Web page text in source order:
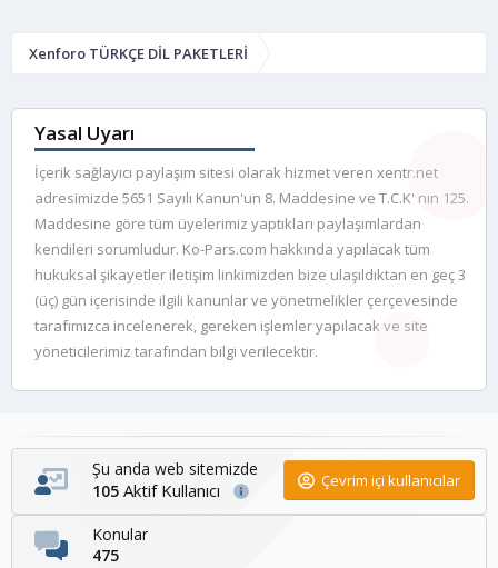
Xenforo TÜRKÇE DİL PAKETLERİ
Yasal Uyarı
İçerik sağlayıcı paylaşım sitesi olarak hizmet veren xentr.net
adresimizde 5651 Sayılı Kanun'un 8. Maddesine ve T.C.K' nın 125.
Maddesine göre tüm üyelerimiz yaptıkları paylaşımlardan
kendileri sorumludur. Ko-Pars.com hakkında yapılacak tüm
hukuksal şikayetler iletişim linkimizden bize ulaşıldıktan en geç 3
(üç) gün içerisinde ilgili kanunlar ve yönetmelikler çerçevesinde
tarafımızca incelenerek, gereken işlemler yapılacak ve site
yöneticilerimiz tarafından bilgi verilecektir.
Şu anda web sitemizde
105 Aktif Kullanıcı Çevrim içi kullanıcılar
Konular
475